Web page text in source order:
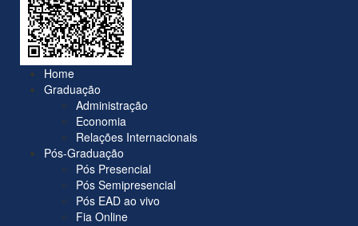
Home
Graduação
Administração
Economia
Relações Internacionais
Pós-Graduação
Pós Presencial
Pós Semipresencial
Pós EAD ao vivo
Fia Online